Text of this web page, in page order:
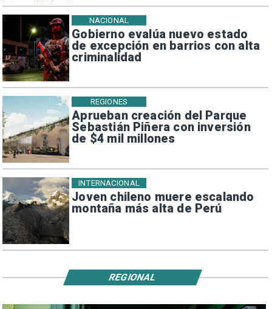
Gobierno evalúa nuevo estado
de excepción en barrios con alta
criminalidad
NACIONAL
Aprueban creación del Parque
Sebastián Piñera con inversión
de $4 mil millones
REGIONES
Joven chileno muere escalando
montaña más alta de Perú
INTERNACIONAL
REGIONAL